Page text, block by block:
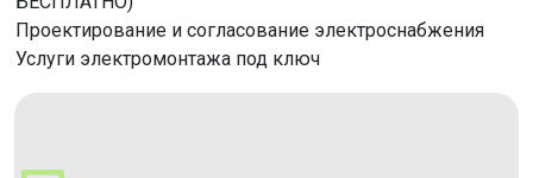
Проектирование и согласование электроснабжения
Услуги электромонтажа под ключ